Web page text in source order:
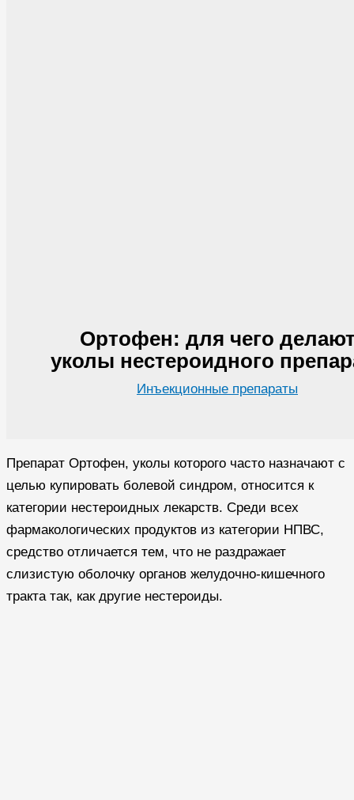
Ортофен: для чего
уколы нестероидного
Инъекционные препараты
Препарат Ортофен, уколы которого часто назначают с
целью купировать болевой синдром, относится к
категории нестероидных лекарств. Среди всех
фармакологических продуктов из категории НПВС,
средство отличается тем, что не раздражает
слизистую оболочку органов желудочно-кишечного
тракта так, как другие нестероиды.